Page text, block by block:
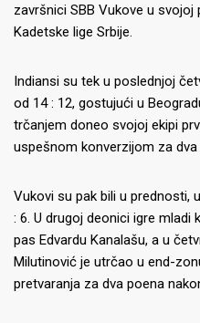
završnici SBB Vukove u
Kadetske lige Srbije.
Indiansi su tek u poslednjoj
od 14 : 12, gostujući u
trčanjem doneo svojoj ekipi
uspešnom konverzijom za dva
Vukovi su pak bili u prednosti,
: 6. U drugoj deonici igre mladi
pas Edvardu Kanalašu, a u
Milutinović je utrčao u end-
pretvaranja za dva poena